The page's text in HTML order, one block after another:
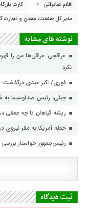
اقلام صادراتی
کارت
مدیر کل صنعت، معدن و تجارت
نوشته های مشابه
عراقچی: عراقی‌ها من را
نکرد
فوری/ اکبر عبدی درگذشت
جبلی، رئیس صداوسیما
ریشه گیاهان تا چه عمقی
حمله آمریکا به مقر نیروی
رئیس‌جمهور خواستار
ثبت دیدگاه